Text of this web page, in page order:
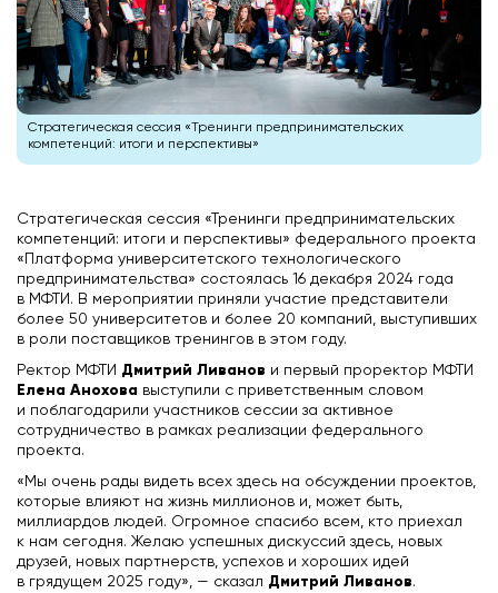
Стратегическая сессия «Тренинги предпринимательских
компетенций: итоги и перспективы»
Стратегическая сессия «Тренинги предпринимательских
компетенций: итоги и перспективы» федерального проекта
«Платформа университетского технологического
предпринимательства» состоялась 16 декабря 2024 года
в МФТИ. В мероприятии приняли участие представители
более 50 университетов и более 20 компаний, выступивших
в роли поставщиков тренингов в этом году.
Ректор МФТИ Дмитрий Ливанов и первый проректор МФТИ
Елена Анохова выступили с приветственным словом
и поблагодарили участников сессии за активное
сотрудничество в рамках реализации федерального
проекта.
«Мы очень рады видеть всех здесь на обсуждении проектов,
которые влияют на жизнь миллионов и, может быть,
миллиардов людей. Огромное спасибо всем, кто приехал
к нам сегодня. Желаю успешных дискуссий здесь, новых
друзей, новых партнерств, успехов и хороших идей
в грядущем 2025 году», — сказал Дмитрий Ливанов.